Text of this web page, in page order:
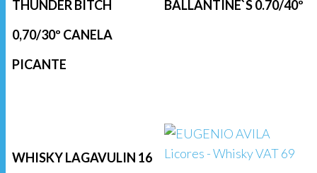
THUNDER BITCH
0,70/30º CANELA
PICANTE
BALLANTINE`S 0.70/40º
WHISKY LAGAVULIN 16